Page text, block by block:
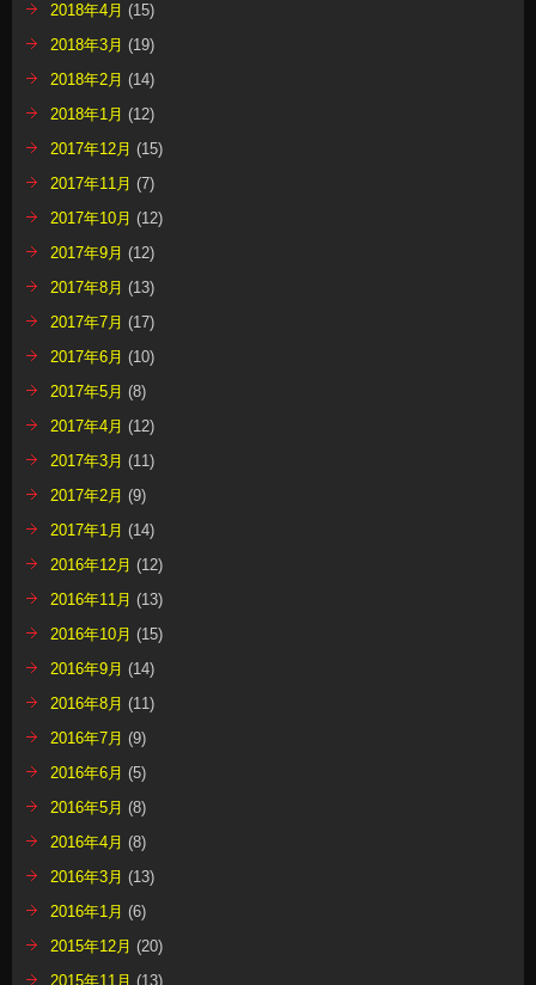
2018年4月 (15)
2018年3月 (19)
2018年2月 (14)
2018年1月 (12)
2017年12月 (15)
2017年11月 (7)
2017年10月 (12)
2017年9月 (12)
2017年8月 (13)
2017年7月 (17)
2017年6月 (10)
2017年5月 (8)
2017年4月 (12)
2017年3月 (11)
2017年2月 (9)
2017年1月 (14)
2016年12月 (12)
2016年11月 (13)
2016年10月 (15)
2016年9月 (14)
2016年8月 (11)
2016年7月 (9)
2016年6月 (5)
2016年5月 (8)
2016年4月 (8)
2016年3月 (13)
2016年1月 (6)
2015年12月 (20)
2015年11月 (13)